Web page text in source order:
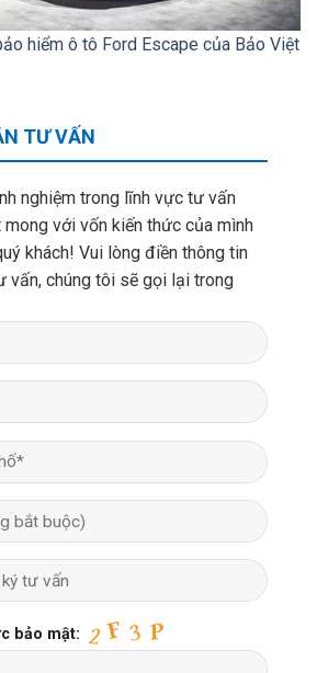
hiểm ô tô Ford Escape của Bảo Việt
TƯ VẤN
nghiệm trong lĩnh vực tư vấn
mong với vốn kiến thức của mình
khách! Vui lòng điền thông tin
vấn, chúng tôi sẽ gọi lại trong
bảo mật: